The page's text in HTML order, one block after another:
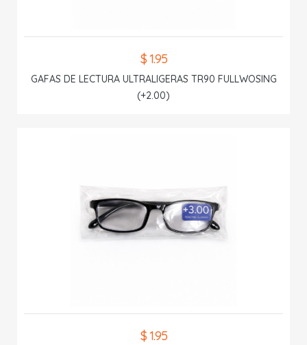
$ 1.95
GAFAS DE LECTURA ULTRALIGERAS TR90 FULLWOSING
(+2.00)
$ 1.95